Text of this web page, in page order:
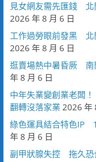
見女網友需先匯錢 北
2026 年 8 月 6 日
工作過勞眼前發黑 北
2026 年 8 月 6 日
逛賣場熱中暑昏厥 南
年 8 月 6 日
中年失業變創業老闆
翻轉沒落家業 2026 年
綠色運具結合特色IP
年 8 月 6 日
副甲狀腺失控 拖久恐